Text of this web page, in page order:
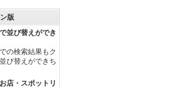
版
並び替えができ
の検索結果もク
び替えができち
店・スポットリ